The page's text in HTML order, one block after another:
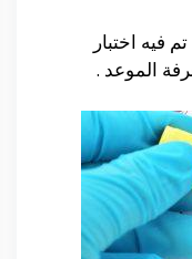
فيه اختبار
الموعد .